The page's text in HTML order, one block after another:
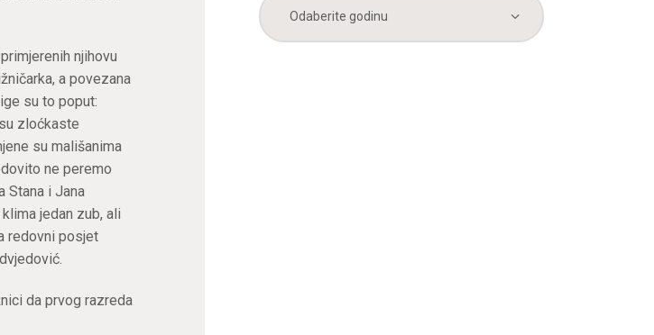
njihovu
a povezana
su to poput:
zloćkaste
su mališanima
ne peremo
Stana i Jana
jedan zub, ali
redovni posjet
da prvog razreda